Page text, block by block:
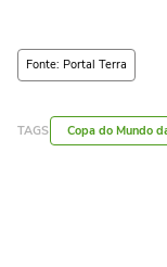
Fonte: Portal Terra
TAGS Copa do Mundo